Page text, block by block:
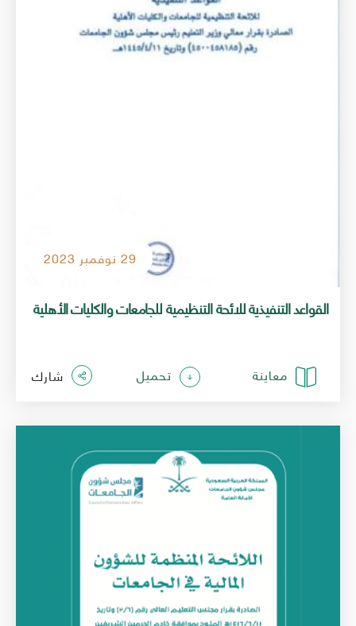
القواعد التنفيذية للائحة التنظيمية للجامعات والكليات الأهلية
29 نوفمبر 2023
معاينة تحميل شارك